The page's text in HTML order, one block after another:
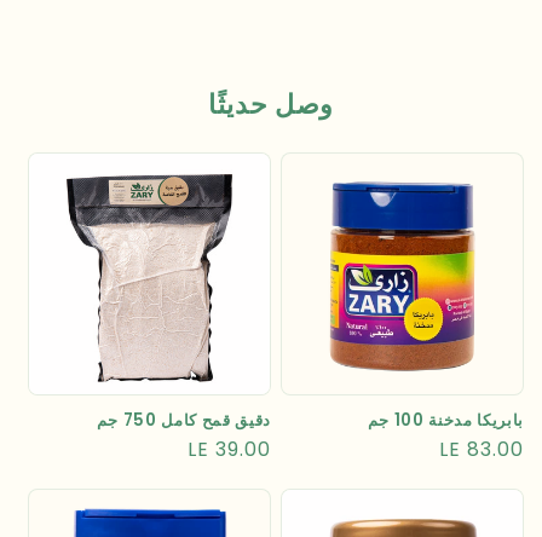
وصل حديثًا
بابريكا مدخنة 100 جم
السعر
LE 83.00
دقيق قمح كامل 750 جم
السعر
LE 39.00